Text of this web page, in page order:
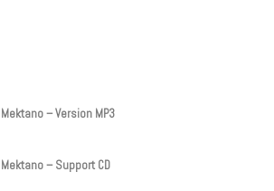
– Version MP3
– Support CD